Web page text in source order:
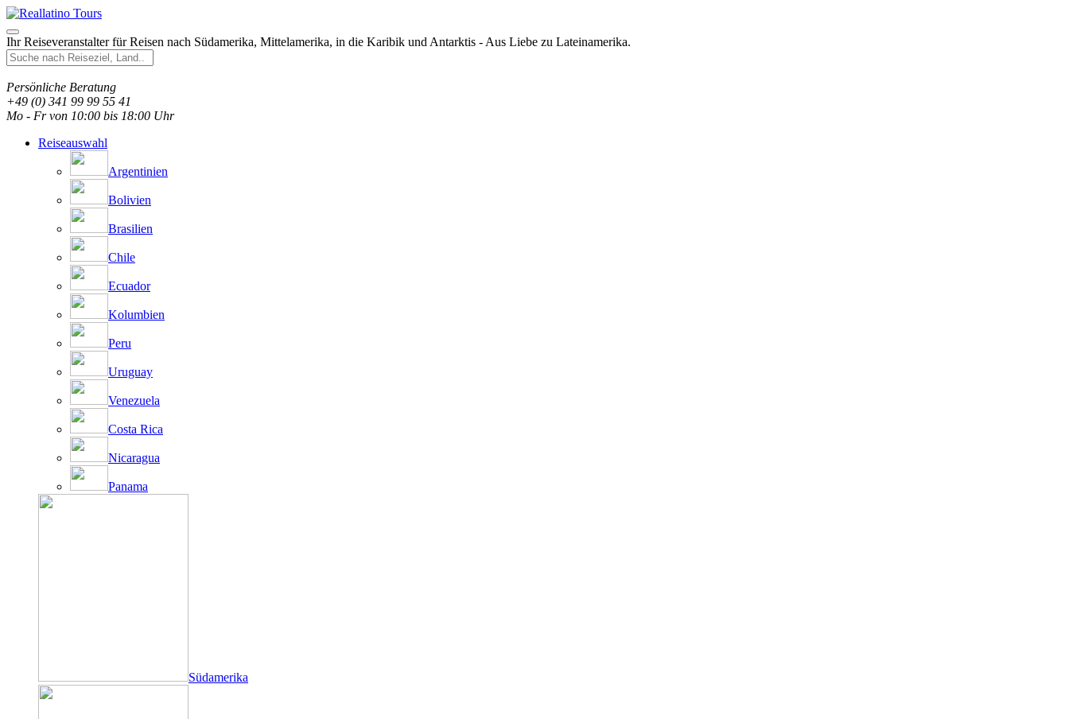
Ihr Reiseveranstalter für Reisen nach Südamerika, Mittelamerika, in die Karibik und Antarktis - Aus Liebe zu Lateinamerika.
Persönliche Beratung
+49 (0) 341 99 99 55 41
Mo - Fr von 10:00 bis 18:00 Uhr
Reiseauswahl
Argentinien
Bolivien
Brasilien
Chile
Ecuador
Kolumbien
Peru
Uruguay
Venezuela
Costa Rica
Nicaragua
Panama
Südamerika